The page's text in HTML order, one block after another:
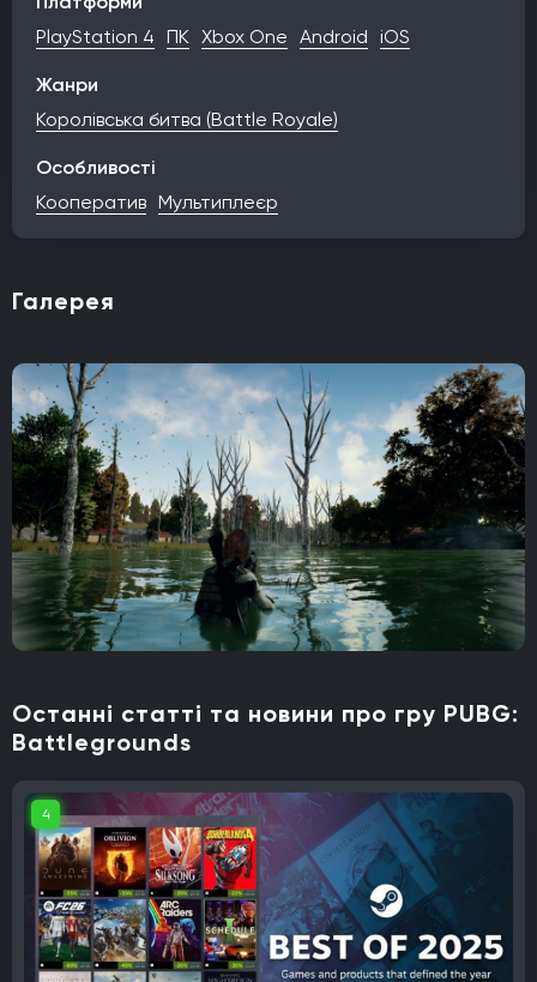
PlayStation 4 ПК Xbox One Android iOS
Жанри
Королівська битва (Battle Royale)
Особливості
Кооператив Мультиплеєр
Галерея
Останні статті та новини про гру PUBG:
Battlegrounds
4